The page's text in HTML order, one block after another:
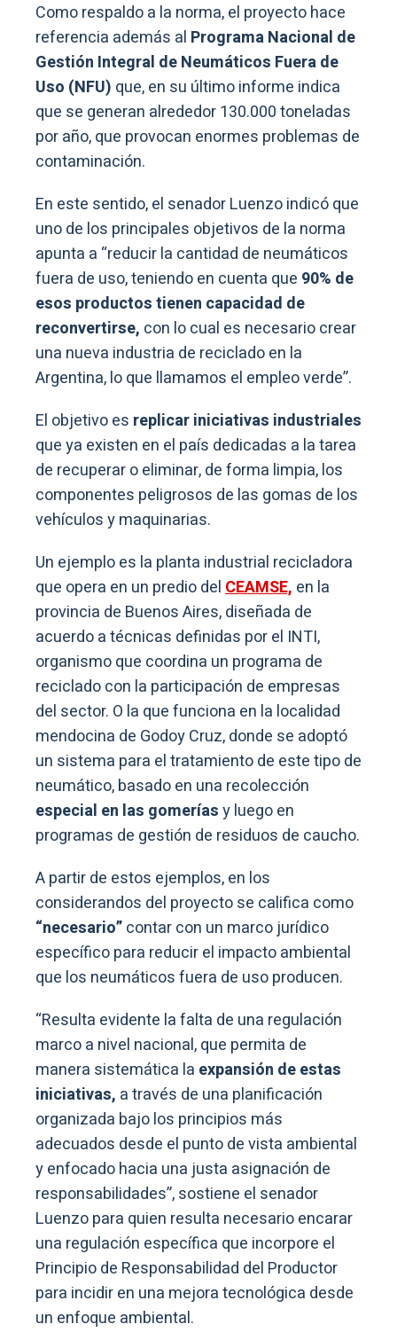
Como respaldo a la norma, el proyecto hace
referencia además al Programa Nacional de
Gestión Integral de Neumáticos Fuera de
Uso (NFU) que, en su último informe indica
que se generan alrededor 130.000 toneladas
por año, que provocan enormes problemas de
contaminación.
En este sentido, el senador Luenzo indicó que
uno de los principales objetivos de la norma
apunta a “reducir la cantidad de neumáticos
fuera de uso, teniendo en cuenta que 90% de
esos productos tienen capacidad de
reconvertirse, con lo cual es necesario crear
una nueva industria de reciclado en la
Argentina, lo que llamamos el empleo verde”.
El objetivo es replicar iniciativas industriales
que ya existen en el país dedicadas a la tarea
de recuperar o eliminar, de forma limpia, los
componentes peligrosos de las gomas de los
vehículos y maquinarias.
Un ejemplo es la planta industrial recicladora
que opera en un predio delCEAMSE, en la
provincia de Buenos Aires, diseñada de
acuerdo a técnicas definidas por el INTI,
organismo que coordina un programa de
reciclado con la participación de empresas
del sector. O la que funciona en la localidad
mendocina de Godoy Cruz, donde se adoptó
un sistema para el tratamiento de este tipo de
neumático, basado en una recolección
especial en las gomeríasy luego en
programas de gestión de residuos de caucho.
A partir de estos ejemplos, en los
considerandos del proyecto se califica como
“necesario”contar con un marco jurídico
específico para reducir el impacto ambiental
que los neumáticos fuera de uso producen.
“Resulta evidente la falta de una regulación
marco a nivel nacional, que permita de
manera sistemática la expansión de estas
iniciativas, a través de una planificación
organizada bajo los principios más
adecuados desde el punto de vista ambiental
y enfocado hacia una justa asignación de
responsabilidades”, sostiene el senador
Luenzo para quien resulta necesario encarar
una regulación específica que incorpore el
Principio de Responsabilidad del Productor
para incidir en una mejora tecnológica desde
un enfoque ambiental.